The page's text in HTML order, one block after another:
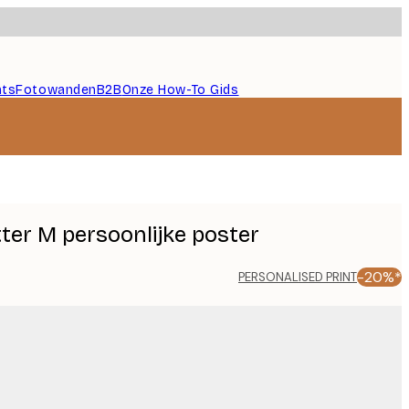
FotowandenB2BOnze How-To Gids
M persoonlijke poster
PERSONALISED PRINT-20%*